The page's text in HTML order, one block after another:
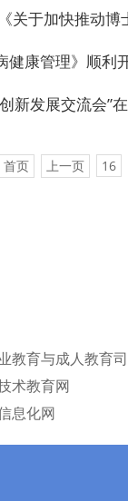
关于加快推动
健康管理》顺利
新发展交流会”
首页 上一页 16
教育与成人教育司
术教育网
息化网